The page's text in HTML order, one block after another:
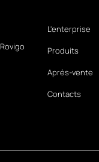
L'enterprise
Produits
Après-vente
Contacts